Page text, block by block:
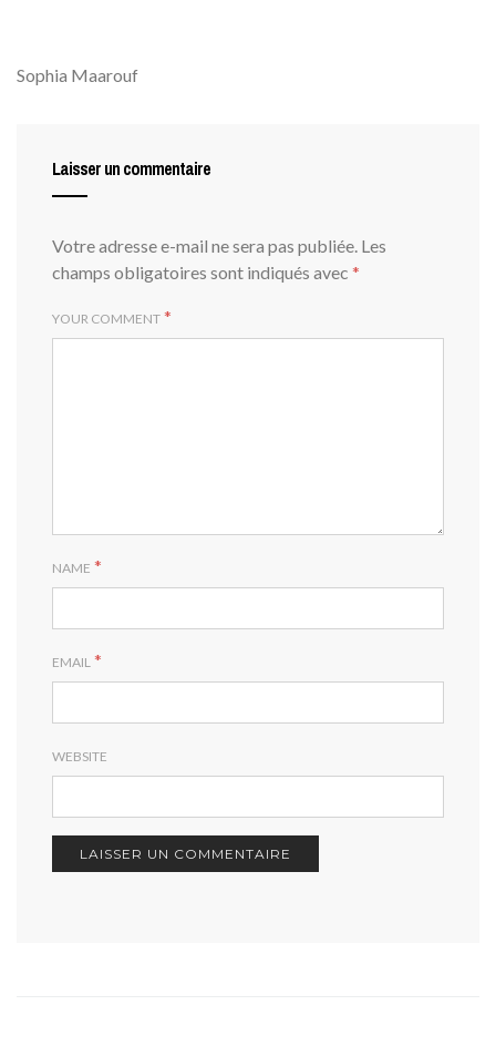
Sophia Maarouf
Laisser un commentaire
Votre adresse e-mail ne sera pas publiée. Les
champs obligatoires sont indiqués avec *
YOUR COMMENT *
NAME *
EMAIL *
WEBSITE